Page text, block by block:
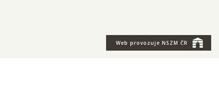
Web provozuje NSZM ČR